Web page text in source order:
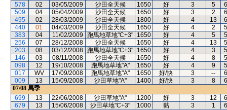
578
02 03/05/2009 沙田全天候 1650 好 3 5
509
04 05/04/2009 沙田全天候 1650 好 3 2
495
02 28/03/2009 沙田全天候 1800 好 4 13
440
01 04/03/2009 沙田全天候 1650 好 4 2
383
04 11/02/2009 跑馬地草地"C+3" 1650 好 4 5
256
07 28/12/2008 沙田全天候 1650 好 4 13
203
08 03/12/2008 跑馬地草地"C+3" 1650 好 4 3
146
03 08/11/2008 沙田全天候 1650 好 4 8
098
12 19/10/2008 跑馬地草地"A" 1650 好 4 9
017
WV 17/09/2008 跑馬地草地"A" 1650 好/快 3 --
009
13 15/09/2008 沙田草地"A" 1400 好/快 3 8
07/08 馬季
699
13 22/06/2008 沙田草地"A" 1200 好 3 12
679
13 15/06/2008 沙田草地"C+3" 1000 黏 3 1